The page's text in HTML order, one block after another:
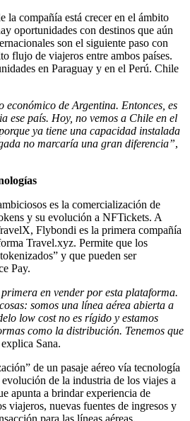
la compañía está crecer en el ámbito
oportunidades con destinos que aún
son el siguiente paso con
flujo de viajeros entre ambos países.
en Paraguay y en el Perú. Chile
económico de Argentina. Entonces, es
ese país. Hoy, no vemos a Chile en el
ya tiene una capacidad instalada
no marcaría una gran diferencia”,
es la comercialización de
y su evolución a NFTickets. A
Flybondi es la primera compañía
Travel.xyz. Permite que los
y que pueden ser
Pay.
en vender por esta plataforma.
somos una línea aérea abierta a
low cost no es rígido y estamos
como la distribución. Tenemos que
explica Sana.
de un pasaje aéreo vía tecnología
de la industria de los viajes a
apunta a brindar experiencia de
viajeros, nuevas fuentes de ingresos y
para las líneas aéreas.